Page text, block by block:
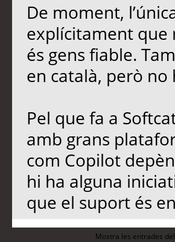
De moment,
explícitament que
és gens fiable.
en català, però
Pel que fa a
amb grans
com Copilot
hi ha alguna
que el suport és
Mostra les entrades